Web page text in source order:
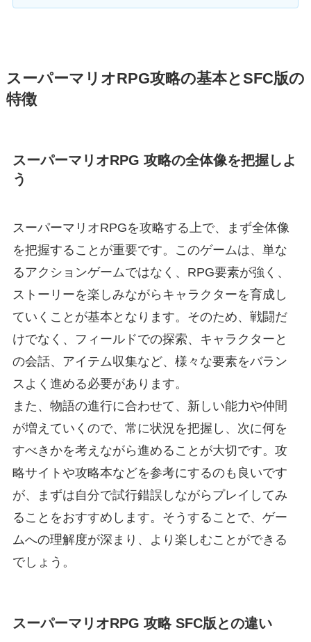
スーパーマリオRPG攻略の基本とSFC版の
特徴
スーパーマリオRPG 攻略の全体像を把握しよ
う
スーパーマリオRPGを攻略する上で、まず全体像
を把握することが重要です。このゲームは、単な
るアクションゲームではなく、RPG要素が強く、
ストーリーを楽しみながらキャラクターを育成し
ていくことが基本となります。そのため、戦闘だ
けでなく、フィールドでの探索、キャラクターと
の会話、アイテム収集など、様々な要素をバラン
スよく進める必要があります。
また、物語の進行に合わせて、新しい能力や仲間
が増えていくので、常に状況を把握し、次に何を
すべきかを考えながら進めることが大切です。攻
略サイトや攻略本などを参考にするのも良いです
が、まずは自分で試行錯誤しながらプレイしてみ
ることをおすすめします。そうすることで、ゲー
ムへの理解度が深まり、より楽しむことができる
でしょう。
スーパーマリオRPG 攻略 SFC版との違い